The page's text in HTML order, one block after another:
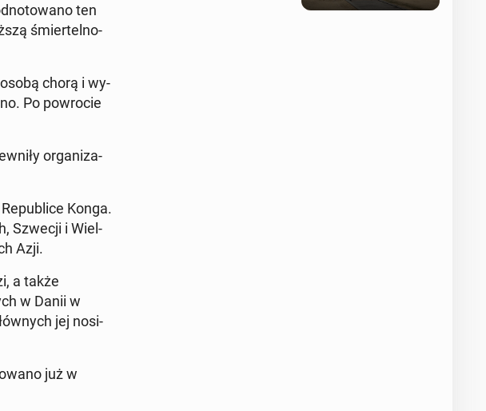
ten
śmier­tel­no­
chorą i wy­
Po po­wro­cie
or­ga­ni­za­
Konga.
Szwecji i Wiel­
Azji.
a także
w Danii w
jej no­si­
już w
Londynie